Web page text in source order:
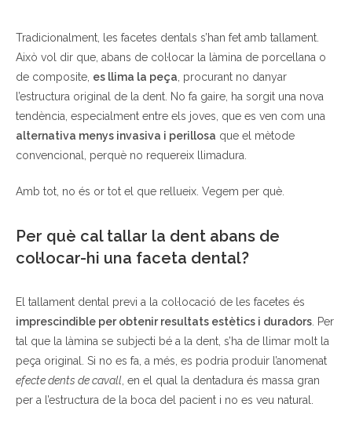
Tradicionalment, les facetes dentals s’han fet amb tallament.
Això vol dir que, abans de col·locar la làmina de porcellana o
de composite, es llima la peça , procurant no danyar
l’estructura original de la dent. No fa gaire, ha sorgit una nova
tendència, especialment entre els joves, que es ven com una
alternativa menys invasiva i perillosa que el mètode
convencional, perquè no requereix llimadura.
Amb tot, no és or tot el que rellueix. Vegem per què.
Per què cal tallar la dent abans de
col·locar-hi una faceta dental?
El tallament dental previ a la col·locació de les facetes és
imprescindible per obtenir resultats estètics i duradors . Per
tal que la làmina se subjecti bé a la dent, s’ha de llimar molt la
peça original. Si no es fa, a més, es podria produir l’anomenat
efecte dents de cavall , en el qual la dentadura és massa gran
per a l’estructura de la boca del pacient i no es veu natural.